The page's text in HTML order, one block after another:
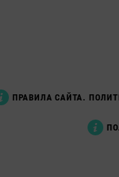
ПРАВИЛА САЙТА.